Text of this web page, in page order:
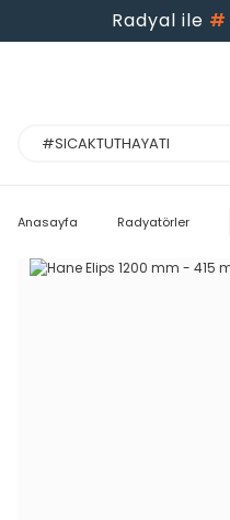
Radyal ile #
Anasayfa Radyatörler